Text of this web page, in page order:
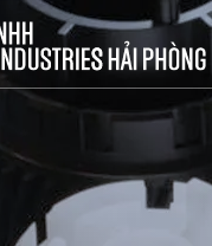
vụ ép phun PPE
vụ ép phun PP
vụ ép phun POM
vụ ép phun PBT